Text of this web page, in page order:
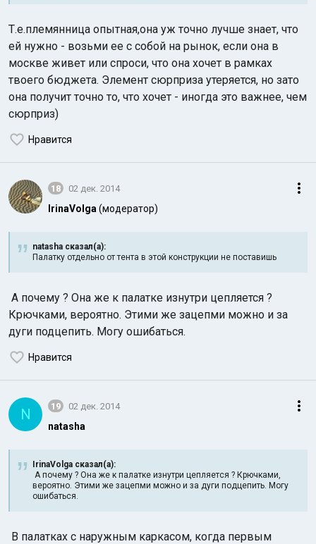
Т.е.племянница опытная,она уж точно лучше знает, что
ей нужно - возьми ее с собой на рынок, если она в
москве живет или спроси, что она хочет в рамках
твоего бюджета. Элемент сюрприза утеряется, но зато
она получит точно то, что хочет - иногда это важнее, чем
сюрприз)
Нравится
18 02 дек. 2014
IrinaVolga (модератор)
natasha сказал(а):
Палатку отдельно от тента в этой конструкции не поставишь
А почему ? Она же к палатке изнутри цепляется ?
Крючками, вероятно. Этими же зацепми можно и за
дуги подцепить. Могу ошибаться.
Нравится
N 19 02 дек. 2014
natasha
IrinaVolga сказал(а):
А почему ? Она же к палатке изнутри цепляется ? Крючками,
вероятно. Этими же зацепми можно и за дуги подцепить. Могу
ошибаться.
В палатках с наружным каркасом, когда первым